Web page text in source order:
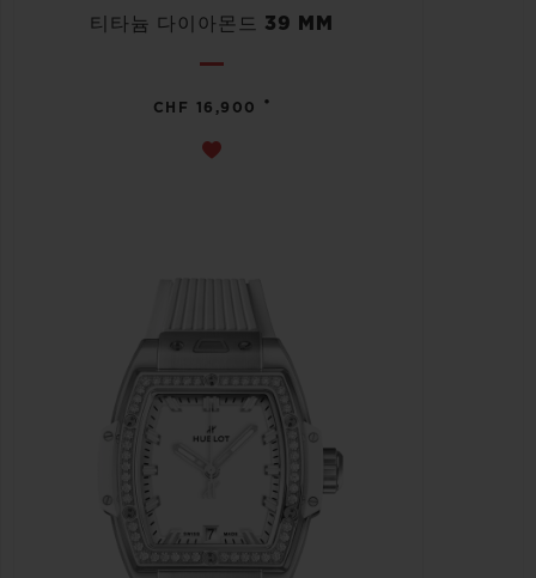
티타늄 다이아몬드 39 MM
CHF 16,900 •